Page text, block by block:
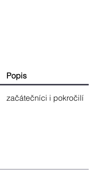
začátečníci i pokročilí
Popis